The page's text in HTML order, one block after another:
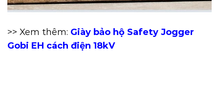
>> Xem thêm: Giày bảo hộ Safety Jogger
Gobi EH cách điện 18kV